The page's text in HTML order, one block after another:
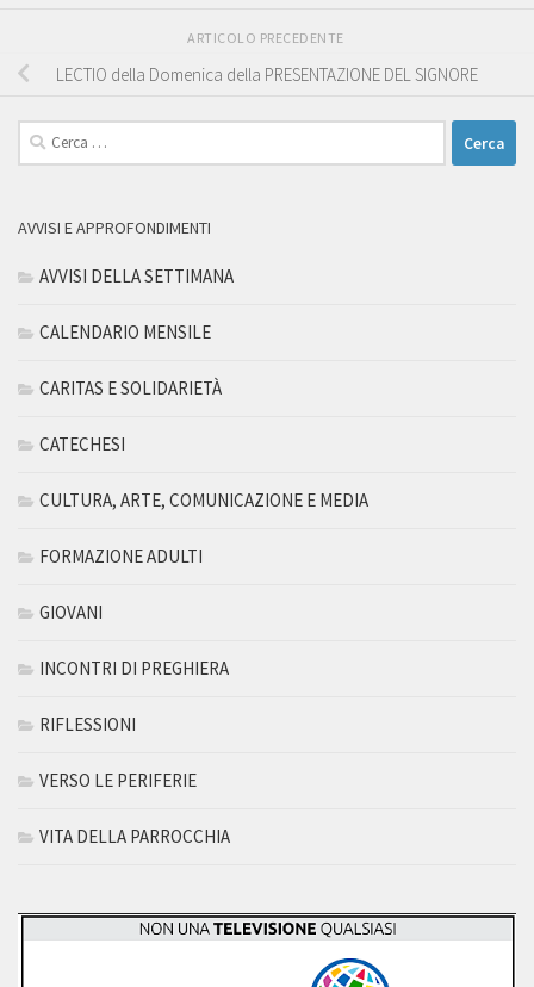
ARTICOLO PRECEDENTE
LECTIO della Domenica della PRESENTAZIONE DEL SIGNORE
Ricerca
per:
AVVISI E APPROFONDIMENTI
AVVISI DELLA SETTIMANA
CALENDARIO MENSILE
CARITAS E SOLIDARIETÀ
CATECHESI
CULTURA, ARTE, COMUNICAZIONE E MEDIA
FORMAZIONE ADULTI
GIOVANI
INCONTRI DI PREGHIERA
RIFLESSIONI
VERSO LE PERIFERIE
VITA DELLA PARROCCHIA